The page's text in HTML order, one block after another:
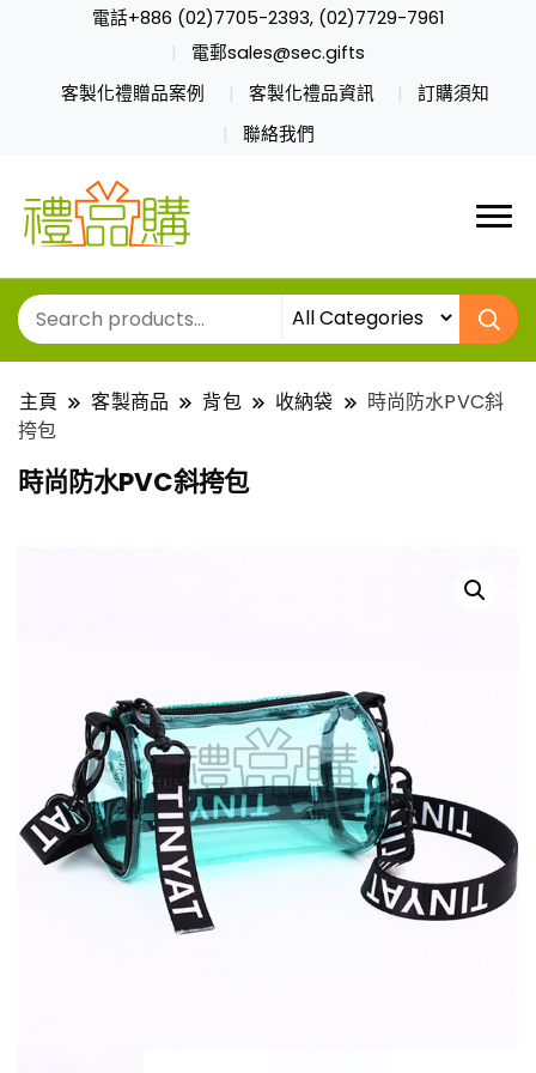
電話+886 (02)7705-2393, (02)7729-7961
電郵sales@sec.gifts
客製化禮贈品案例
客製化禮品資訊
訂購須知
聯絡我們
主頁 客製商品 背包 收納袋
時尚防水PVC斜
挎包
時尚防水PVC斜挎包